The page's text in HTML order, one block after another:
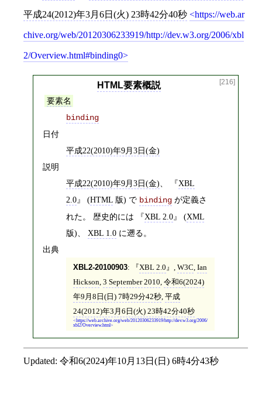
平成24(2012)年3月6日(火) 23時42分40秒 https://web.ar
chive.org/web/20120306233919/http://dev.w3.org/2006/xbl
2/Overview.html#binding0
[216]
HTML要素概説
要素名
binding
日付
平成22(2010)年9月3日(金)
説明
平成22(2010)年9月3日(金)
XBL
2.0
(HTML 版) で binding が定義さ
れた。 歴史的には
XBL 2.0 (XML
版)、 XBL 1.0 に遡る。
出典
XBL2-20100903: XBL 2.0 , W3C, Ian
Hickson, 3 September 2010, 令和6(2024)
年9月8日(日) 7時29分42秒, 平成
24(2012)年3月6日(火) 23時42分40秒
https://web.archive.org/web/20120306233919/http://dev.w3.org/2006/
xbl2/Overview.html
Updated: 令和6(2024)年10月13日(日) 6時4分43秒